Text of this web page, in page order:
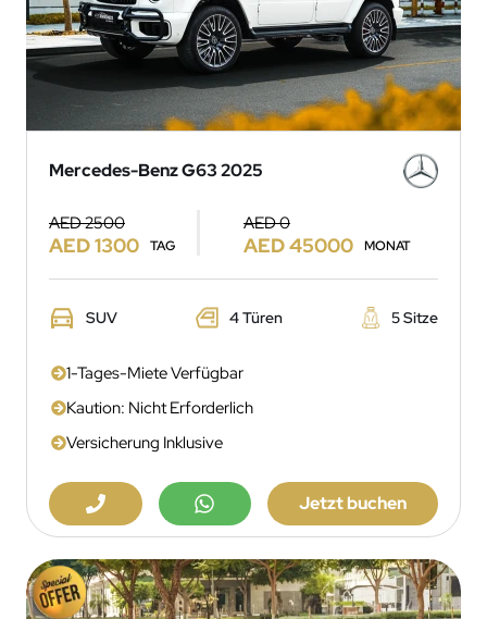
Mercedes-Benz G63 2025
AED 2500
AED 1300 TAG
AED 0
AED 45000 MONAT
SUV 4 Türen 5 Sitze
1-Tages-Miete Verfügbar
Kaution: Nicht Erforderlich
Versicherung Inklusive
Jetzt buchen